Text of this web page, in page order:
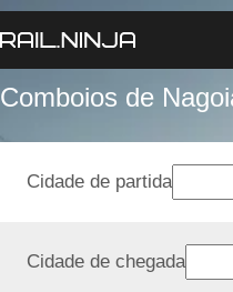
Comboios de
Cidade de partida
Cidade de chegada